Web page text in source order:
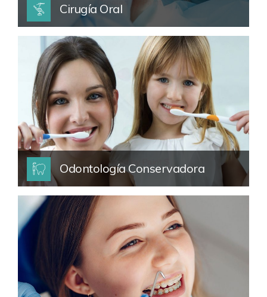
Cirugía Oral
Odontología Conservadora